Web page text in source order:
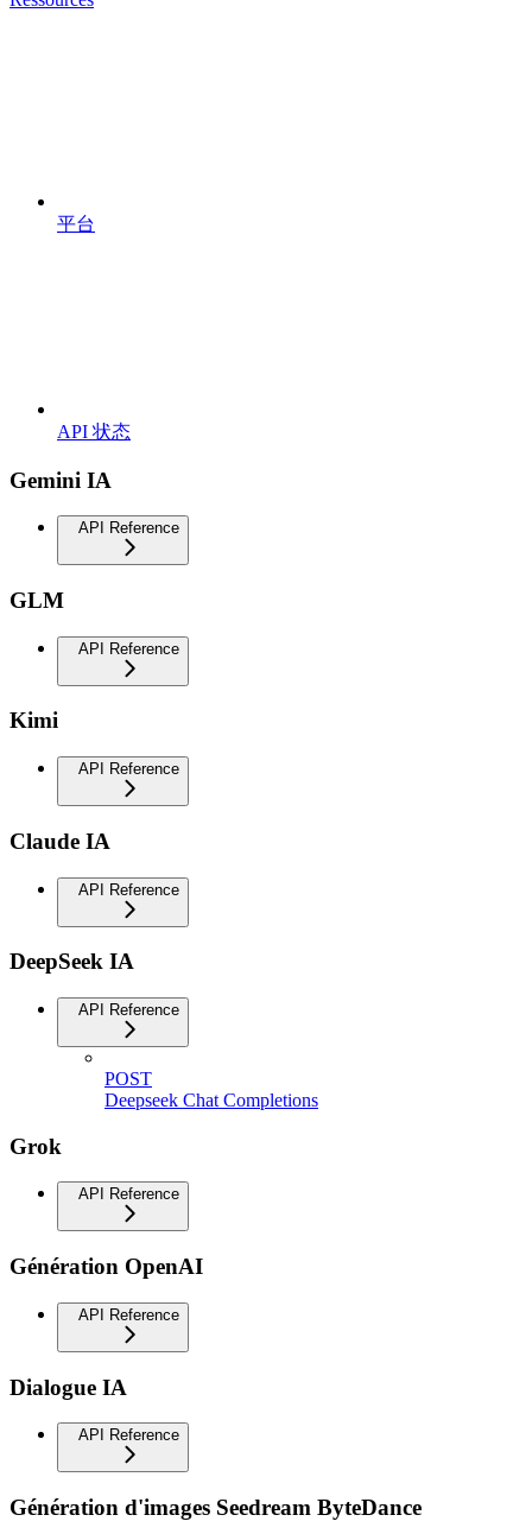
平台
API 状态
Gemini IA
API Reference
GLM
API Reference
Kimi
API Reference
Claude IA
API Reference
DeepSeek IA
API Reference
POST
Deepseek Chat Completions
Grok
API Reference
Génération OpenAI
API Reference
Dialogue IA
API Reference
Génération d'images Seedream ByteDance